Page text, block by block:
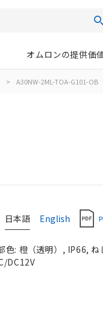
オムロンの提供価
> A30NW-2ML-TOA-G101-OB
日本語 English
色: 橙（透明）, IP66, ね
DC12V